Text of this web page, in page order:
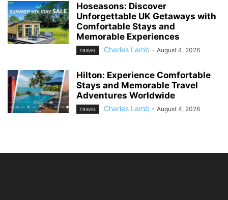
Hoseasons: Discover
Unforgettable UK Getaways with
Comfortable Stays and
Memorable Experiences
TRAVEL Charles Lamb - August 4, 2026
Hilton: Experience Comfortable
Stays and Memorable Travel
Adventures Worldwide
TRAVEL Charles Lamb - August 4, 2026